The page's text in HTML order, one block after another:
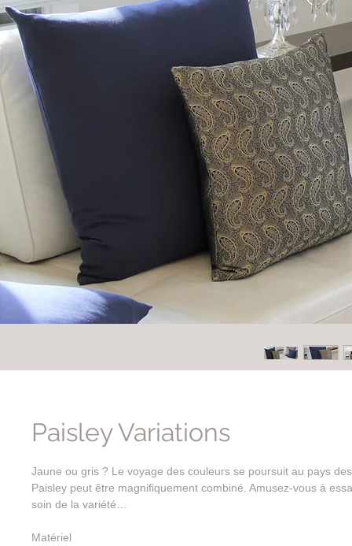
Paisley Variations
Jaune ou gris ? Le voyage des couleurs se poursuit au pays
Paisley peut être magnifiquement combiné. Amusez-vous à
soin de la variété…
Matériel